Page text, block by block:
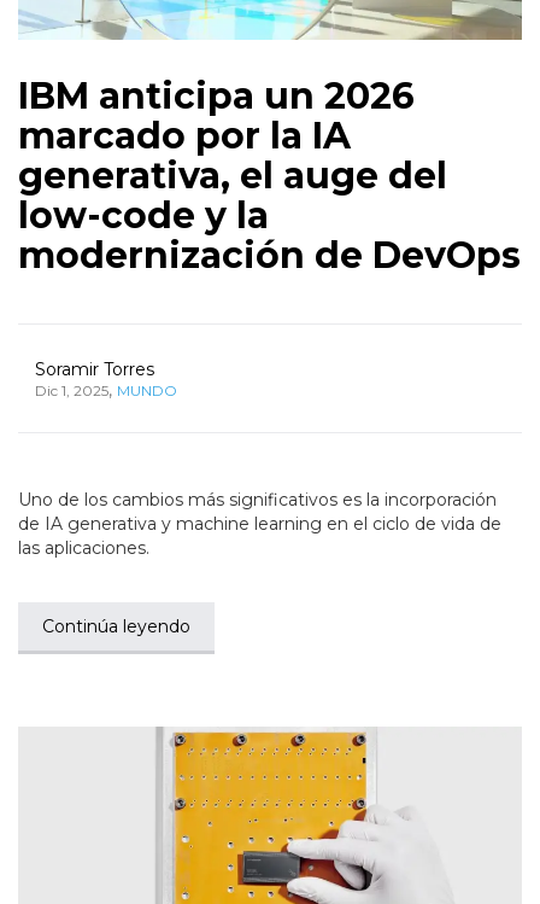
IBM anticipa un 2026
marcado por la IA
generativa, el auge del
low-code y la
modernización de DevOps
Soramir Torres
Dic 1, 2025, MUNDO
Uno de los cambios más significativos es la incorporación
de IA generativa y machine learning en el ciclo de vida de
las aplicaciones.
Continúa leyendo